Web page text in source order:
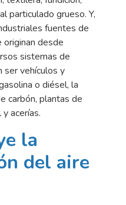
particulado grueso. Y,
fuentes de
desde
sistemas de
vehículos y
o diésel, la
carbón, plantas de
acerías.
la
del aire